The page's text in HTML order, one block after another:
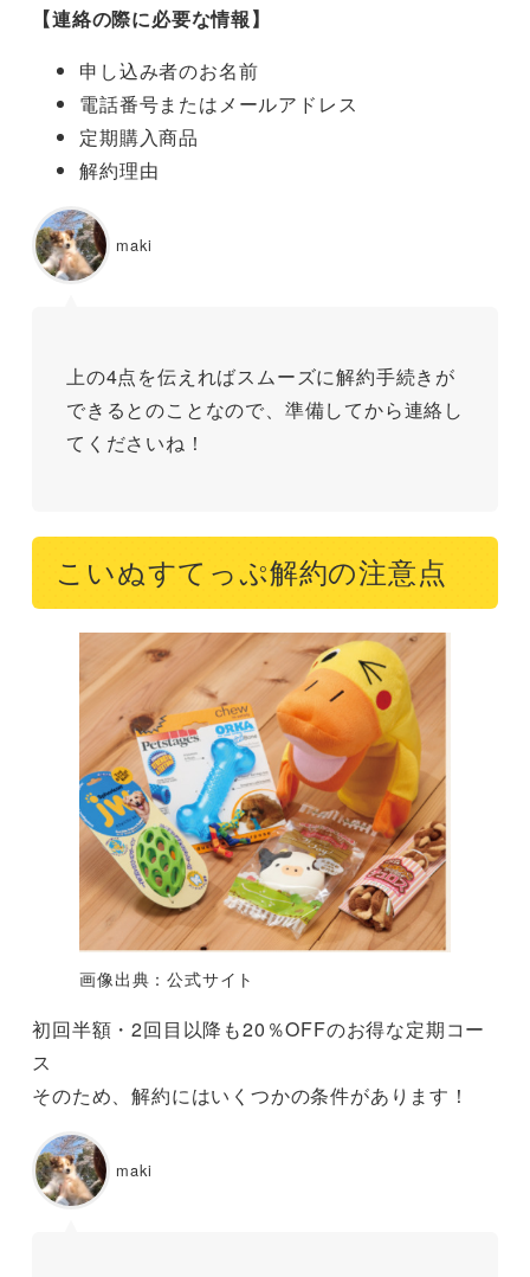
【連絡の際に必要な情報】
申し込み者のお名前
電話番号またはメールアドレス
定期購入商品
解約理由
maki
上の4点を伝えればスムーズに解約手続きが
できるとのことなので、準備してから連絡し
てくださいね！
こいぬすてっぷ解約の注意点
画像出典：公式サイト
初回半額・2回目以降も20％OFFのお得な定期コー
ス
そのため、解約にはいくつかの条件があります！
maki